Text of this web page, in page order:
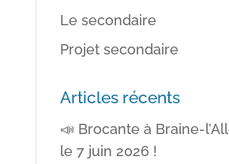
Le secondaire
Projet secondaire
Articles récents
📣 Brocante à Braine-
le 7 juin 2026 !